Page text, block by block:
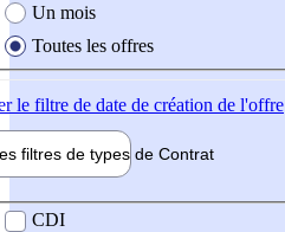
Un mois
Toutes les offres
le filtre de date de création de l'offre
filtres de types de Contrat
contrat
CDI